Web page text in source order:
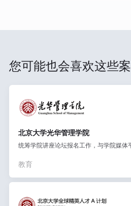
您可能也会喜欢这些案
北京大学光华管理学院
统筹学院讲座论坛报名工作，与学院媒体
教育